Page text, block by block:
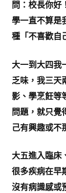
問：校長你好
學一直不算是
種「不喜歡自
大一到大四我
乏味，我三天
影、學烹飪等
問題，就只覺
己有興趣或不
大五進入臨床
很多疾病在早
沒有病識感或